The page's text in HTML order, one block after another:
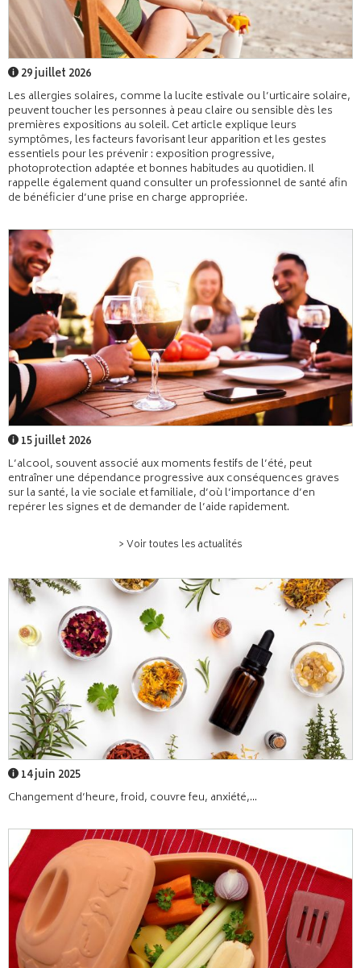
29 juillet 2026
Les allergies solaires, comme la lucite estivale ou l’urticaire solaire,
peuvent toucher les personnes à peau claire ou sensible dès les
premières expositions au soleil. Cet article explique leurs
symptômes, les facteurs favorisant leur apparition et les gestes
essentiels pour les prévenir : exposition progressive,
photoprotection adaptée et bonnes habitudes au quotidien. Il
rappelle également quand consulter un professionnel de santé afin
de bénéficier d’une prise en charge appropriée.
15 juillet 2026
L’alcool, souvent associé aux moments festifs de l’été, peut
entraîner une dépendance progressive aux conséquences graves
sur la santé, la vie sociale et familiale, d’où l’importance d’en
repérer les signes et de demander de l’aide rapidement.
> Voir toutes les actualités
14 juin 2025
Changement d’heure, froid, couvre feu, anxiété,...